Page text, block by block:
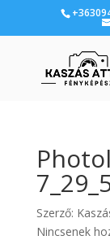
Szerző:
Nincsenek